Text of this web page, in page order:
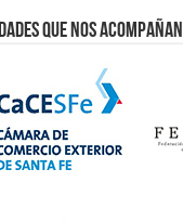
que nos acompañan